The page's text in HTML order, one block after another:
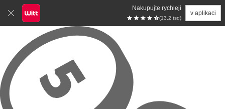
Nakupujte rychleji
(13.2 tsd)
v aplikaci
Přeskočit na hlavní obsah